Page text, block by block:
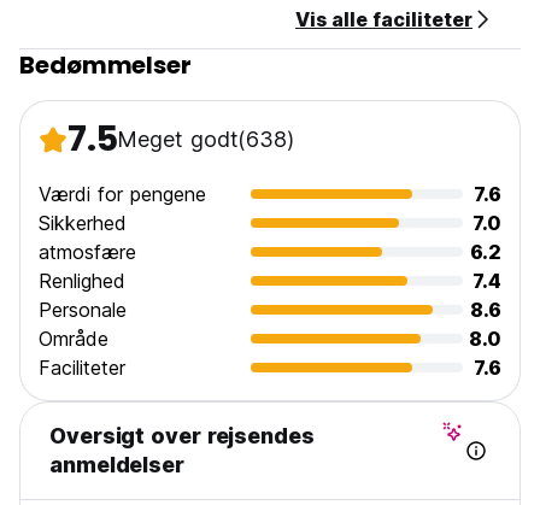
Vis alle faciliteter
Bedømmelser
7.5Meget godt(638)
Værdi for pengene
7.6
Sikkerhed
7.0
atmosfære
6.2
Renlighed
7.4
Personale
8.6
Område
8.0
Faciliteter
7.6
Oversigt over rejsendes
anmeldelser